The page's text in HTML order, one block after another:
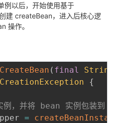
例以后，开始使用基于
建 createBean，进入后核心逻
操作。
( final String
{
，并将 bean 实例包装到
=